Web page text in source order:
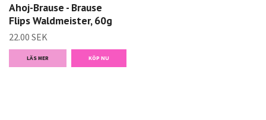
Ahoj-Brause - Brause
Flips Waldmeister, 60g
22.00 SEK
LÄS MER